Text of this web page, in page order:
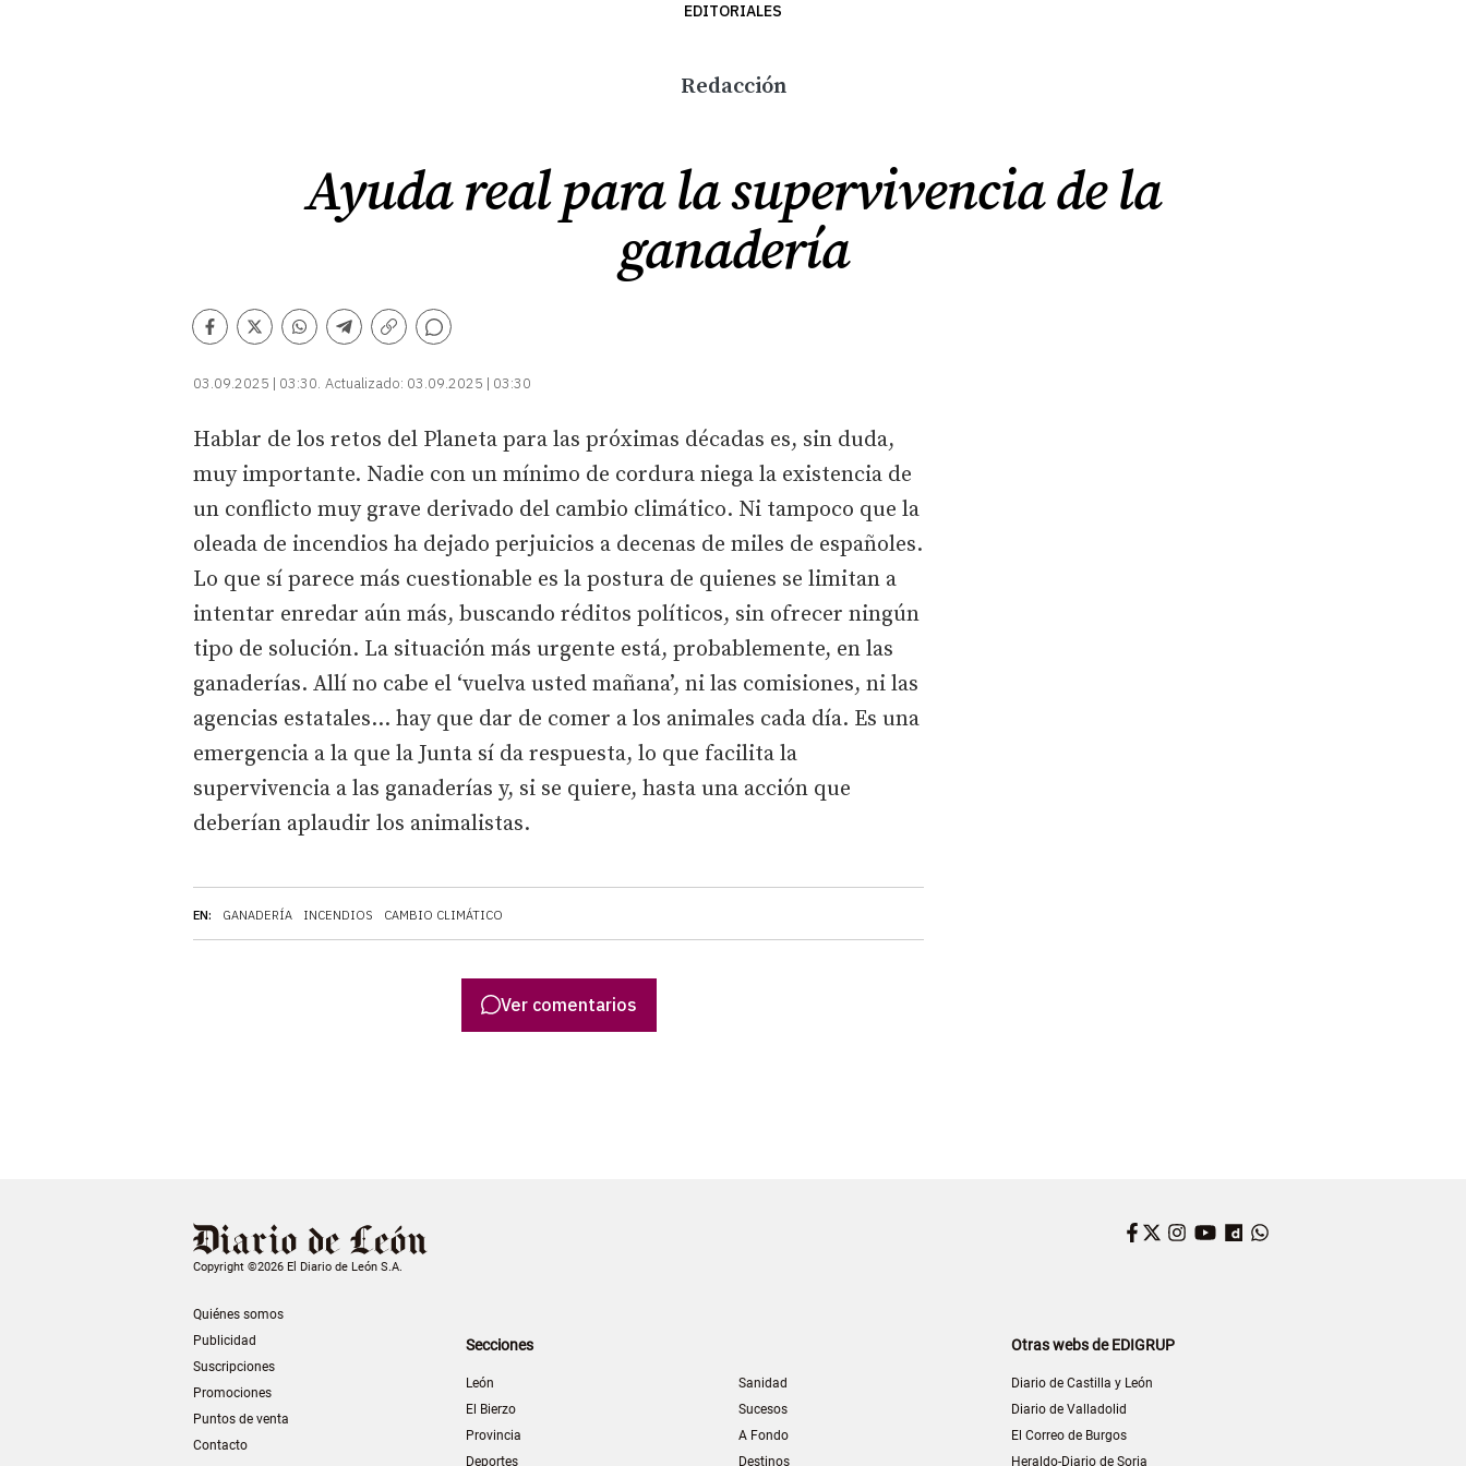
EDITORIALES
Redacción
Ayuda real para la supervivencia de la
ganadería
Facebook
TwitterWhatsapp
Telegram
Copiar
Comentarios
03.09.2025 | 03:30 Actualizado: 03.09.2025 | 03:30
EN: GANADERÍA INCENDIOS CAMBIO CLIMÁTICO
Hablar de los retos del Planeta para las próximas décadas es, sin duda,
muy importante. Nadie con un mínimo de cordura niega la existencia de
un conflicto muy grave derivado del cambio climático. Ni tampoco que la
oleada de incendios ha dejado perjuicios a decenas de miles de españoles.
Lo que sí parece más cuestionable es la postura de quienes se limitan a
intentar enredar aún más, buscando réditos políticos, sin ofrecer ningún
tipo de solución. La situación más urgente está, probablemente, en las
ganaderías. Allí no cabe el ‘vuelva usted mañana’, ni las comisiones, ni las
agencias estatales... hay que dar de comer a los animales cada día. Es una
emergencia a la que la Junta sí da respuesta, lo que facilita la
supervivencia a las ganaderías y, si se quiere, hasta una acción que
deberían aplaudir los animalistas.
Ver comentarios
Copyright ©2026 El Diario de León S.A.
Quiénes somos
Publicidad
Suscripciones
Promociones
Puntos de venta
Contacto
Facebook
Twitter
Instagram
YouTube
Dailymotion
Secciones
León
El Bierzo
Provincia
Deportes
Sanidad
Sucesos
A Fondo
Destinos
Otras webs de EDIGRUP
Diario de Castilla y León
Diario de Valladolid
El Correo de Burgos
Heraldo-Diario de Soria